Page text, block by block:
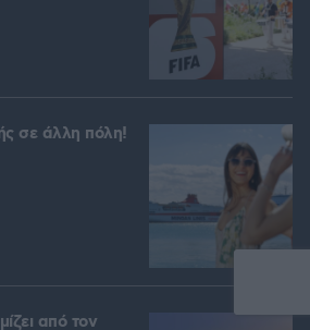
σε άλλη πόλη!
από τον